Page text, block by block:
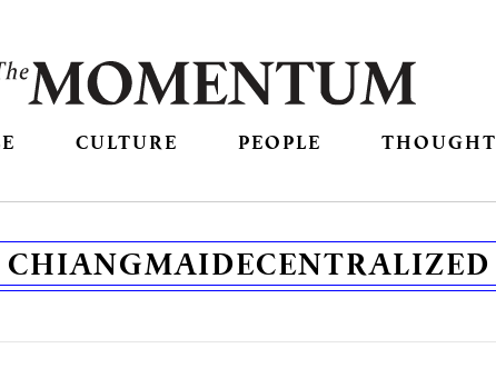
CULTURE PEOPLE THOUGHT
CHIANGMAIDECENTRALIZED